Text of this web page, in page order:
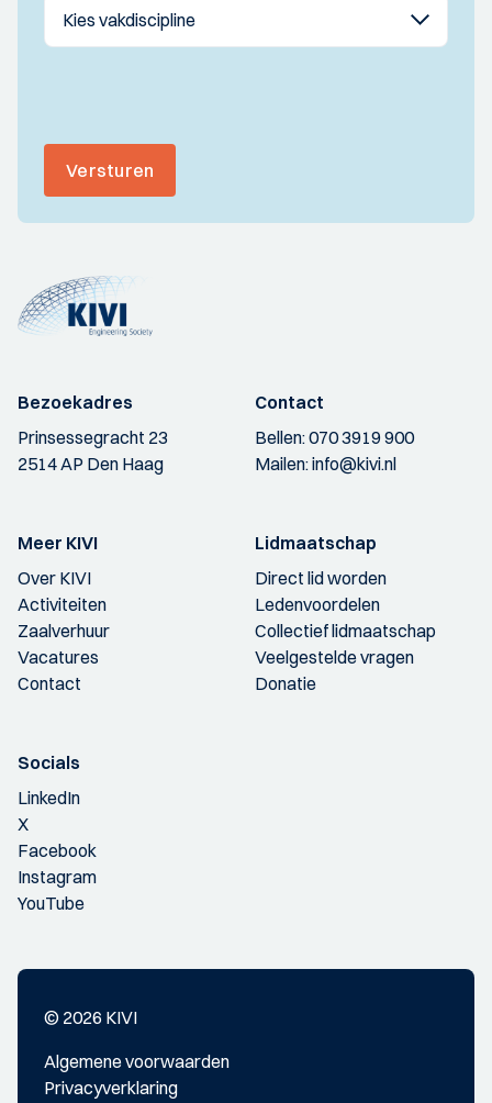
Versturen
Bezoekadres
Prinsessegracht 23
2514 AP Den Haag
Contact
Bellen:070 3919 900
Mailen:info@kivi.nl
Meer KIVI
Over KIVI
Activiteiten
Zaalverhuur
Vacatures
Contact
Lidmaatschap
Direct lid worden
Ledenvoordelen
Collectief lidmaatschap
Veelgestelde vragen
Donatie
Socials
LinkedIn
X
Facebook
Instagram
YouTube
© 2026 KIVI
Algemene voorwaarden
Privacyverklaring